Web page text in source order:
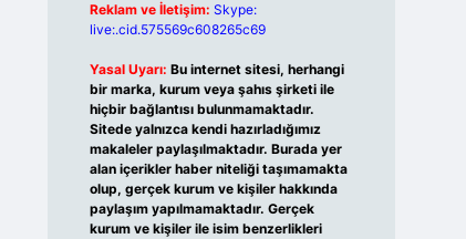
Reklam ve İletişim: Skype:
live:.cid.575569c608265c69
Yasal Uyarı: Bu internet sitesi, herhangi
bir marka, kurum veya şahıs şirketi ile
hiçbir bağlantısı bulunmamaktadır.
Sitede yalnızca kendi hazırladığımız
makaleler paylaşılmaktadır. Burada yer
alan içerikler haber niteliği taşımamakta
olup, gerçek kurum ve kişiler hakkında
paylaşım yapılmamaktadır. Gerçek
kurum ve kişiler ile isim benzerlikleri